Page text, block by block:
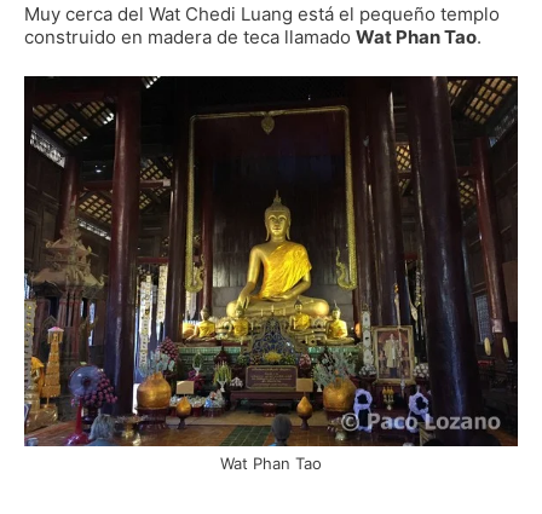
Muy cerca del Wat Chedi Luang está el pequeño templo
construido en madera de teca llamado Wat Phan Tao.
Wat Phan Tao